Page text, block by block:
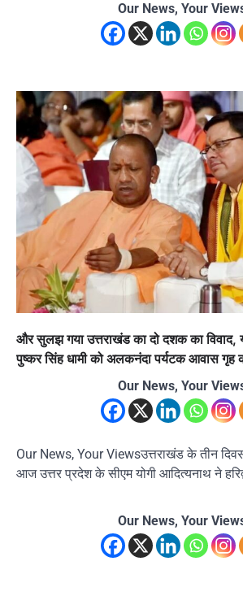
Our News, Your
और सुलझ गया उत्तराखंड का दो दशक का विवाद,
पुष्कर सिंह धामी को अलकनंदा पर्यटक आवास गृह
Our News, Your
Our News, Your Viewsउत्तराखंड के तीन
आज उत्तर प्रदेश के सीएम योगी आदित्यनाथ ने
Our News, Your